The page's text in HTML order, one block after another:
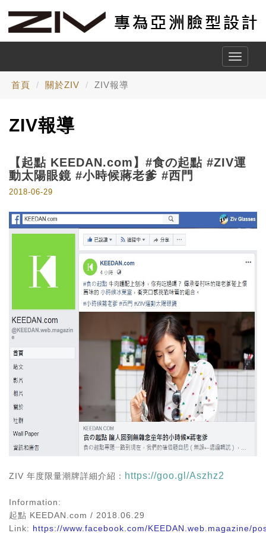
Toggle
首頁 關於ZIV ZIV報導
ZIV報導
【起點 KEEDAN.com】#食の起點 #ZIV運
動太陽眼鏡 #小時候蔣老爹 #西門
2018-06-29
ZIV 年度限量潮牌詳細介紹： https://goo.gl/Aszhz2
Information:
起點 KEEDAN.com / 2018.06.29
Link: https://www.facebook.com/KEEDAN.web.magazine/